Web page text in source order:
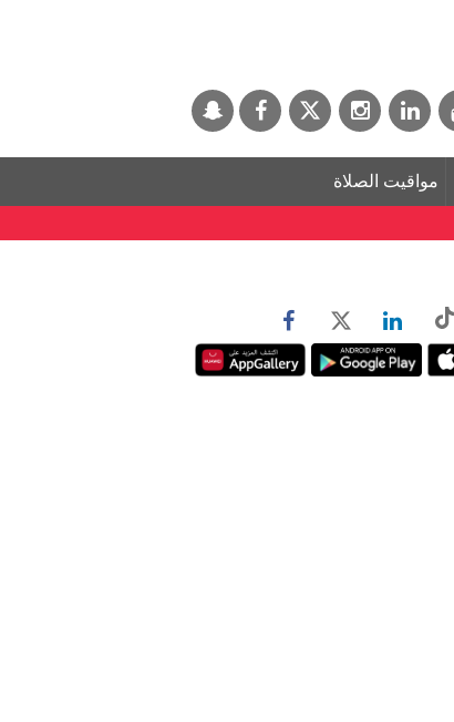
مواقيت الصلاة